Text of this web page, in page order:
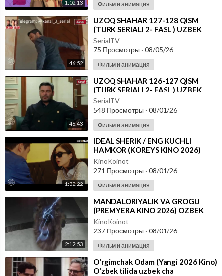
1:02:13 Фильм и анимация
46:52
⁣UZOQ SHAHAR 127-128 QISM
(TURK SERIALI 2- FASL ) UZBEK
TILIDA
SerialTV
75 Просмотры · 08/05/26
Фильм и анимация
46:43
⁣UZOQ SHAHAR 126-127 QISM
(TURK SERIALI 2- FASL ) UZBEK
TILIDA
SerialTV
548 Просмотры · 08/01/26
Фильм и анимация
1:32:22
⁣IDEAL SHERIK / ENG KUCHLI
HAMKOR (KOREYS KINO 2026)
UZBEK TILIDA
KinoKoinot
271 Просмотры · 08/01/26
Фильм и анимация
2:12:53
⁣MANDALORIYALIK VA GROGU
(PREMYERA KINO 2026) OZBEK
TILIDA
KinoKoinot
237 Просмотры · 08/01/26
Фильм и анимация
⁣O'rgimchak Odam (Yangi 2026 Kino)
O'zbek tilida uzbek cha